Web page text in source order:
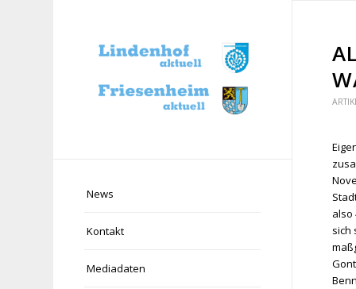
News
Kontakt
Mediadaten
also
sich